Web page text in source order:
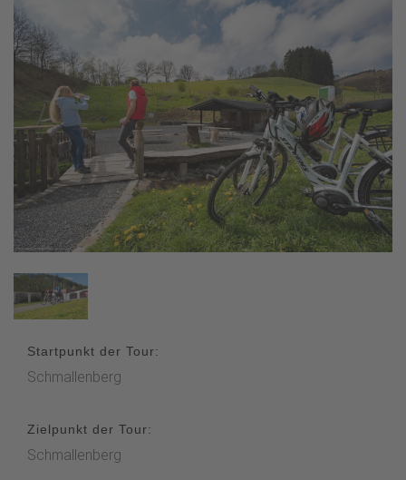
Startpunkt der Tour:
Schmallenberg
Zielpunkt der Tour:
Schmallenberg